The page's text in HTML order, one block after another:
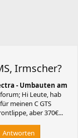
Irmscher?
- Umbauten am
Hi Leute, hab
meinen C GTS
aber 370€...
Antworten